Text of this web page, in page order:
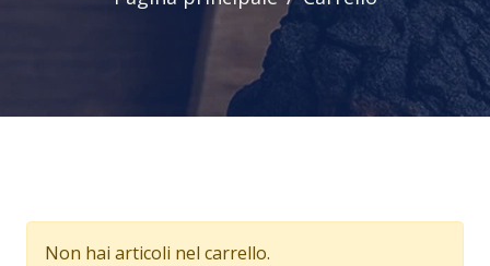
Non hai articoli nel carrello.